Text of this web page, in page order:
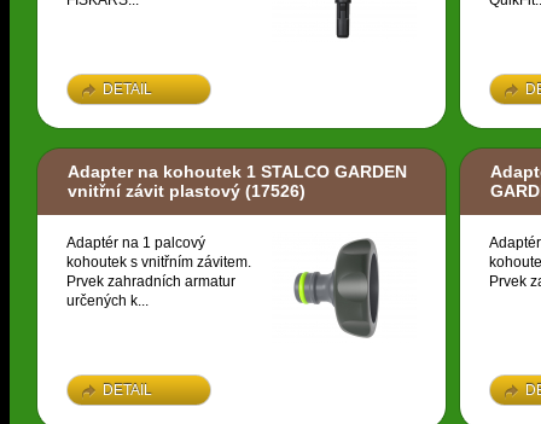
DETAIL
Adapter na kohoutek 1 STALCO GARDEN
vnitřní závit plastový (17526)
Adaptér na 1 palcový
kohoutek s vnitřním závitem.
Prvek zahradních armatur
určených k...
DETAIL
Prvek